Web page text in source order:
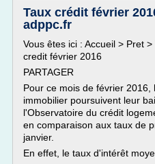
Taux crédit février
adppc.fr
Vous êtes ici : Accueil > Pret
credit février 2016
PARTAGER
Pour ce mois de février
immobilier poursuivent leur
l'Observatoire du crédit
en comparaison aux taux de
janvier.
En effet, le taux d'intérêt